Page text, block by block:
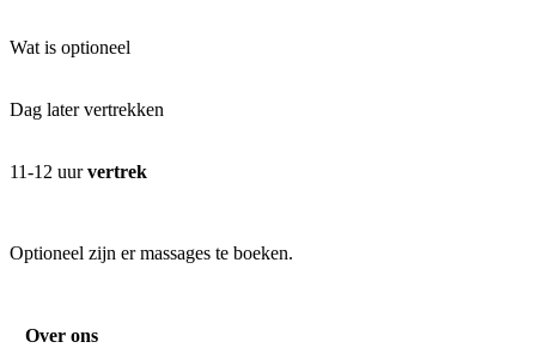
Wat is optioneel
Dag later vertrekken
11-12 uurvertrek
Optioneel zijn er massages te boeken.
Over ons